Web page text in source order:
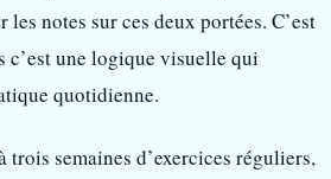
les notes sur ces deux portées. C’est
c’est une logique visuelle qui
quotidienne.
trois semaines d’exercices réguliers,